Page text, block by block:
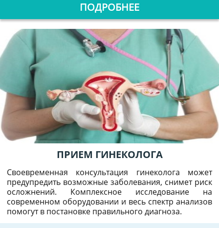
ПОДРОБНЕЕ
ПРИЕМ ГИНЕКОЛОГА
Своевременная консультация гинеколога может
предупредить возможные заболевания, снимет риск
осложнений. Комплексное исследование на
современном оборудовании и весь спектр анализов
помогут в постановке правильного диагноза.